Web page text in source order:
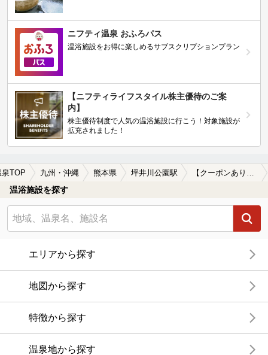
ニフティ温泉 おふろパス
温浴施設をお得に楽しめるサブスクリプションプラン
【ニフティライフスタイル株主優待のご案
内】
株主優待制度で人気の温浴施設に行こう！対象施設が
拡充されました！
泉TOP 九州・沖縄 熊本県 坪井川公園駅
温浴施設を探す
エリアから探す
地図から探す
特徴から探す
温泉地から探す